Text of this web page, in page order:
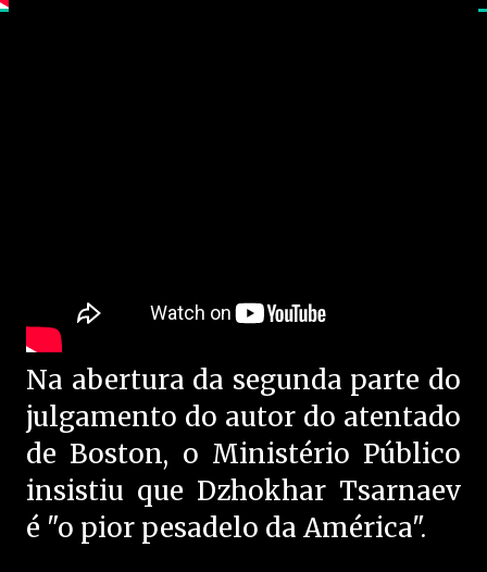
Na abertura da segunda parte do
julgamento do autor do atentado
de Boston, o Ministério Público
insistiu que Dzhokhar Tsarnaev
é "o pior pesadelo da América".